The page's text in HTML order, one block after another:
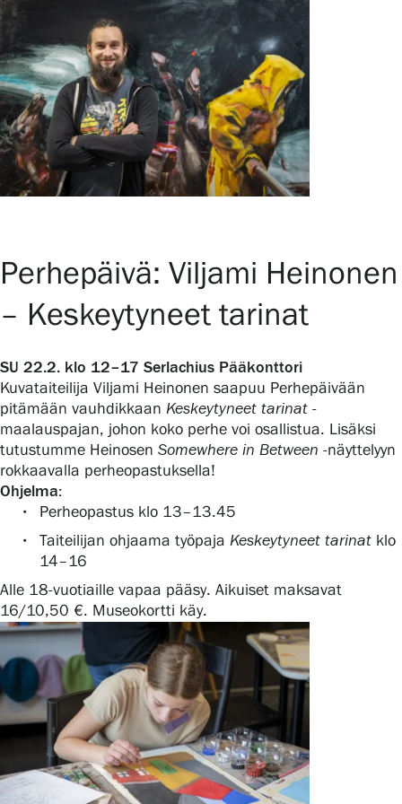
Perhepäivä: Viljami Heinonen
– Keskeytyneet tarinat
SU 22.2. klo 12–17 Serlachius Pääkonttori
Kuvataiteilija Viljami Heinonen saapuu Perhepäivään
pitämään vauhdikkaan Keskeytyneet tarinat -
maalauspajan, johon koko perhe voi osallistua. Lisäksi
tutustumme Heinosen Somewhere in Between -näyttelyyn
rokkaavalla perheopastuksella!
Ohjelma:
Perheopastus klo 13–13.45
Taiteilijan ohjaama työpaja Keskeytyneet tarinatklo
14–16
Alle 18-vuotiaille vapaa pääsy. Aikuiset maksavat
16/10,50 €. Museokortti käy.